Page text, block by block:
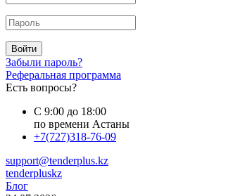
Войти
Забыли пароль?
Реферальная программа
Есть вопросы?
С 9:00 до 18:00
по времени Астаны
+7(727)318-76-09
support@tenderplus.kz
tenderpluskz
Блог